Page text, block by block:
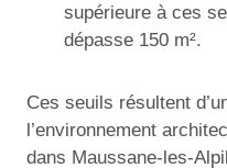
supérieure à ces
dépasse 150 m².
Ces seuils résultent
l’environnement
dans Maussane-les-